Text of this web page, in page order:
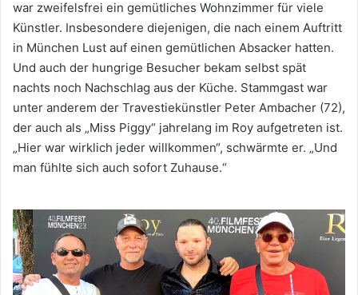
war zweifelsfrei ein gemütliches Wohnzimmer für viele
Künstler. Insbesondere diejenigen, die nach einem Auftritt
in München Lust auf einen gemütlichen Absacker hatten.
Und auch der hungrige Besucher bekam selbst spät
nachts noch Nachschlag aus der Küche. Stammgast war
unter anderem der Travestiekünstler Peter Ambacher (72),
der auch als „Miss Piggy“ jahrelang im Roy aufgetreten ist.
„Hier war wirklich jeder willkommen“, schwärmte er. „Und
man fühlte sich auch sofort Zuhause.“